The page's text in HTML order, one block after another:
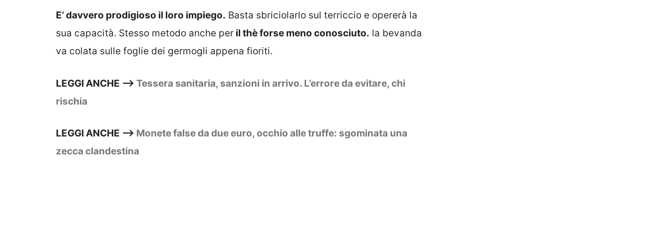
E’ davvero prodigioso il loro impiego. Basta sbriciolarlo sul terriccio e opererà la
sua capacità. Stesso metodo anche per il thè forse meno conosciuto. la bevanda
va colata sulle foglie dei germogli appena fioriti.
LEGGI ANCHE –> Tessera sanitaria, sanzioni in arrivo. L’errore da evitare, chi
rischia
LEGGI ANCHE –> Monete false da due euro, occhio alle truffe: sgominata una
zecca clandestina